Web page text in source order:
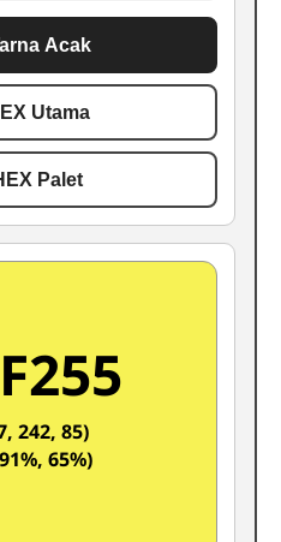
Acak
Utama
Palet
242, 85)
65%)